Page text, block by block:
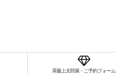
斉藤上太郎展・ご予約フォーム